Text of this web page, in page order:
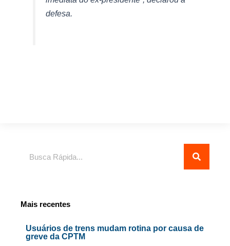
defesa.
Mais recentes
Usuários de trens mudam rotina por causa de
greve da CPTM